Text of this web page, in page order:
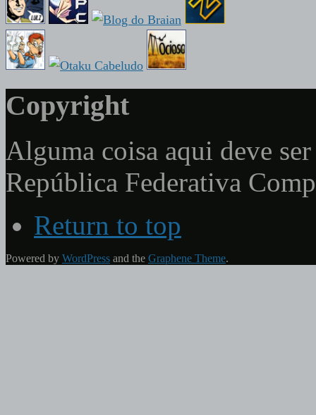
Copyright
Alguma coisa aqui deve
República Federativa
Return to top
Powered by WordPress and the Graphene Theme.